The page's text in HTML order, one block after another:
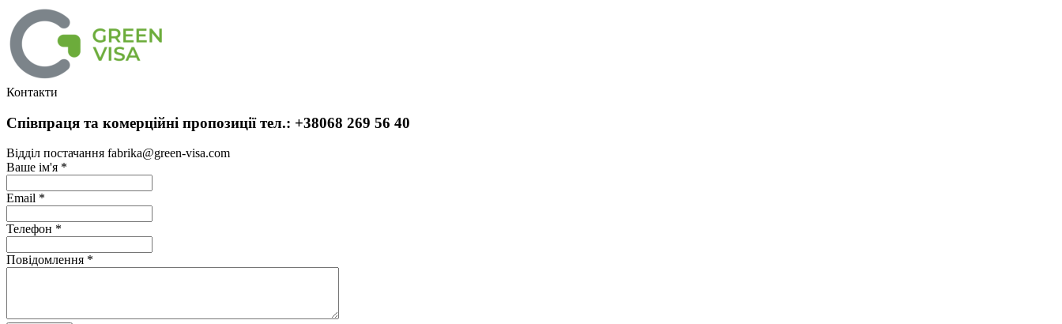
Контакти
Співпраця та комерційні пропозиції тел.: +38068 269 56 40
Відділ постачання fabrika@green-visa.com
Ваше ім'я *
Email *
Телефон *
Повідомлення *